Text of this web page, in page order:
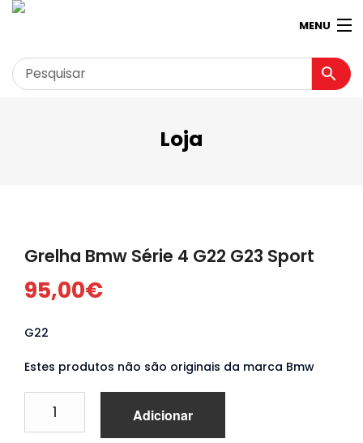
MENU
Garagem
Loja Virtual 360º
Loja
Grelha Bmw Série 4 G22 G23 Sport
95,00€
G22
Estes produtos não são originais da marca Bmw
Grelha
Adicionar